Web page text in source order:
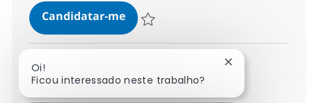
Candidatar-meDesarrollador React native
Ver mais
Oi!
Ficou interessado neste trabalho?
Fechar